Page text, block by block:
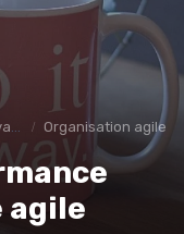
Organisation agile &
agile